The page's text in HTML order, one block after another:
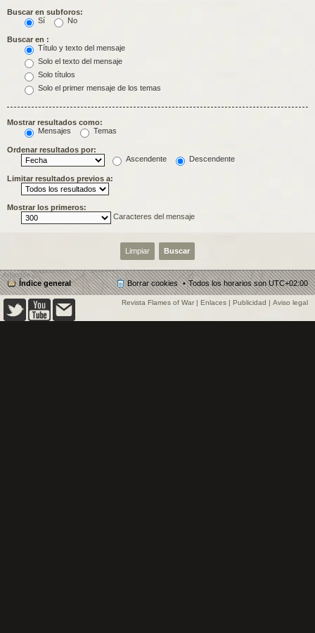
Buscar en subforos:
Sí
No
Buscar en :
Título y texto del mensaje
Solo el texto del mensaje
Solo títulos
Solo el primer mensaje de los temas
Mostrar resultados como:
Mensajes
Temas
Ordenar resultados por:
Ascendente
Descendente
Limitar resultados previos a:
Mostrar los primeros:
Caracteres del mensaje
Índice general Todos los horarios sonUTC+02:00
Borrar cookies
Revista Flames of War | Enlaces | Publicidad | Aviso legal